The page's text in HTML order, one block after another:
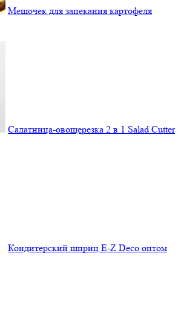
Мешочек для запекания картофеля
Салатница-овощерезка 2 в 1 Salad Cutter
Кондитерский шприц E-Z Deco оптом